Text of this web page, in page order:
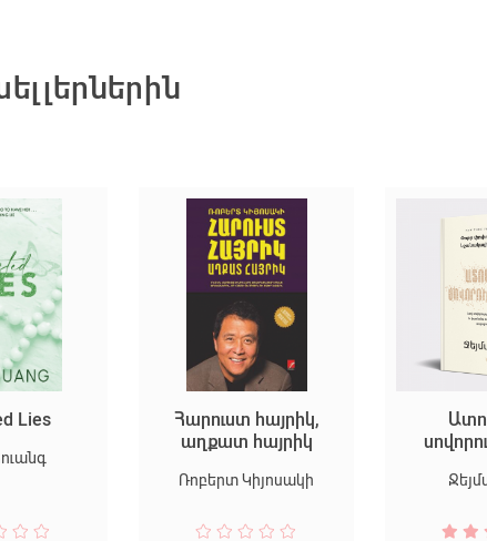
Lies
Հարուստ հայրիկ,
աղքատ հայրիկ
Ռոբերտ Կիյոսակի